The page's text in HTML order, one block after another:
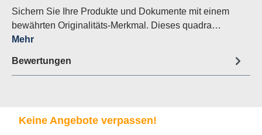
Sichern Sie Ihre Produkte und Dokumente mit einem
bewährten Originalitäts-Merkmal. Dieses quadra…
Mehr
Bewertungen
Keine Angebote verpassen!